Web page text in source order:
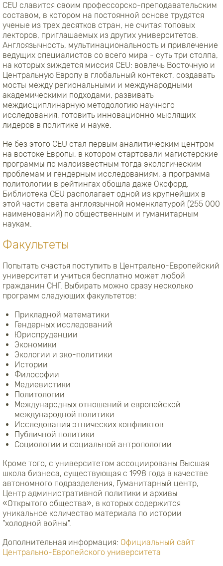
CEU славится своим профессорско-преподавательским
составом, в котором на постоянной основе трудятся
ученые из трех десятков стран, не считая топовых
лекторов, приглашаемых из других университетов.
Англоязычность, мультинациональность и привлечение
ведущих специалистов со всего мира - суть три столпа,
на которых зиждется миссия CEU: вовлечь Восточную и
Центральную Европу в глобальный контекст, создавать
мосты между региональными и международными
академическими подходами, развивать
междисциплинарную методологию научного
исследования, готовить инновационно мыслящих
лидеров в политике и науке.
Не без этого CEU стал первым аналитическим центром
на востоке Европы, в котором стартовали магистерские
программы по малоизвестным тогда экологическим
проблемам и гендерным исследованиям, а программа
политологии в рейтингах обошла даже Оксфорд.
Библиотека CEU располагает одной из крупнейших в
этой части света англоязычной номенклатурой (255 000
наименований) по общественным и гуманитарным
наукам.
Факультеты
Попытать счастья поступить в Центрально-Европейский
университет и учиться бесплатно может любой
гражданин СНГ. Выбирать можно сразу несколько
программ следующих факультетов:
Прикладной математики
Гендерных исследований
Юриспруденции
Экономики
Экологии и эко-политики
Истории
Философии
Медиевистики
Политологии
Международных отношений и европейской
международной политики
Исследования этнических конфликтов
Публичной политики
Социологии и социальной антропологии
Кроме того, с университетом ассоциированы Высшая
школа бизнеса, существующая с 1998 года в качестве
автономного подразделения, Гуманитарный центр,
Центр административной политики и архивы
«Открытого общества», в которых содержится
уникальное количество материала по истории
"холодной войны".
Дополнительная информация: Официальный сайт
Центрально-Европейского университета